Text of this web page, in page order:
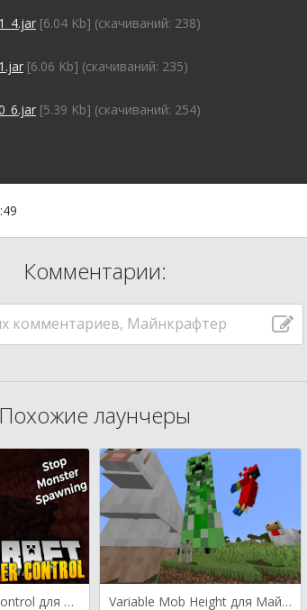
[6.04 Kb] (cкачиваний: 238)
[6.06 Kb] (cкачиваний: 235)
[5.39 Kb] (cкачиваний: 254)
Комментарии:
комментариев, Майнкрафтер
Похожие лаунчеры
Better Spawner Control для Майнкрафт [1.20.2, 1.20.1, 1.20] Variable Mob Height для Майнкрафт [1.20.1, 1.19.4, 1.19.3]